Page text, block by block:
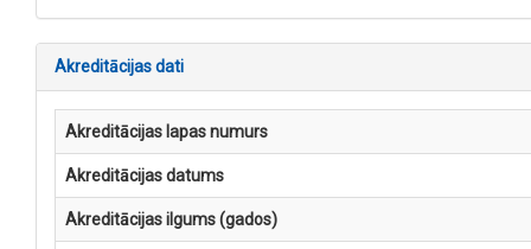
Akreditācijas dati
Akreditācijas lapas numurs
Akreditācijas datums
Akreditācijas ilgums (gados)